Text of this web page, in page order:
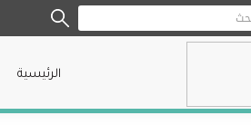
الرئيسية